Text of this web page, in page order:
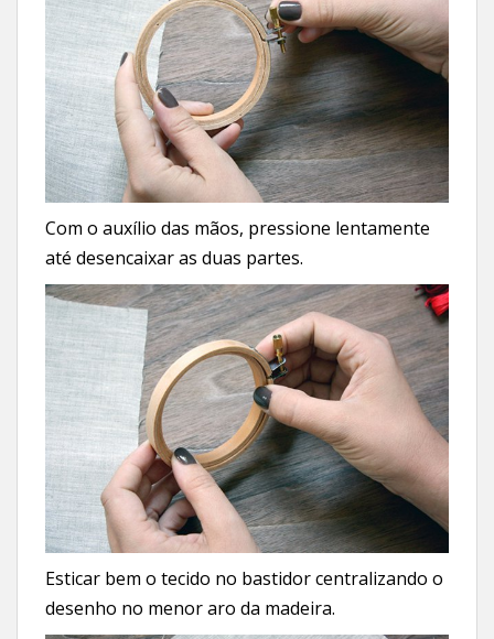
Com o auxílio das mãos, pressione lentamente
até desencaixar as duas partes.
Esticar bem o tecido no bastidor centralizando o
desenho no menor aro da madeira.